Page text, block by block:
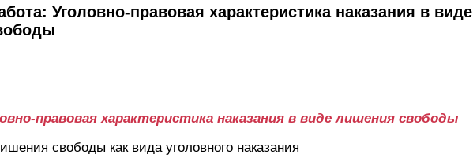
Уголовно-правовая характеристика наказания в виде
правовая характеристика наказания в виде лишения свободы
свободы как вида уголовного наказания